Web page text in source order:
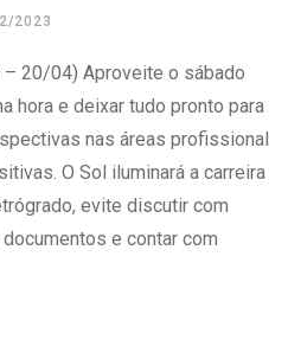
2023
20/04) Aproveite o sábado
hora e deixar tudo pronto para
nas áreas profissional
O Sol iluminará a carreira
evite discutir com
e contar com